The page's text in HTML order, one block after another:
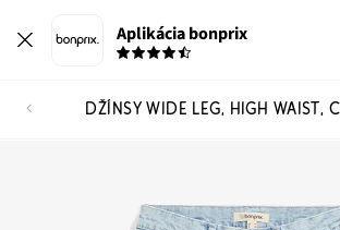
Aplikácia bonprix
DŽÍNSY WIDE LEG, HIGH WAIST,